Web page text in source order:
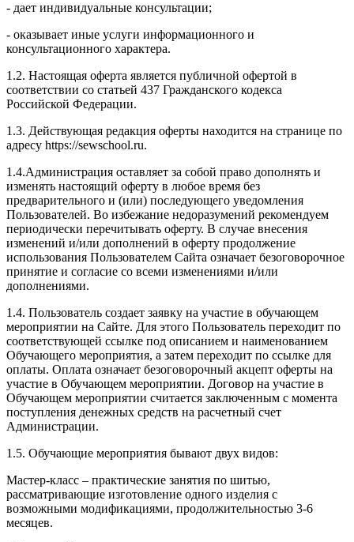
- дает индивидуальные консультации;
- оказывает иные услуги информационного и
консультационного характера.
1.2. Настоящая оферта является публичной офертой в
соответствии со статьей 437 Гражданского кодекса
Российской Федерации.
1.3. Действующая редакция оферты находится на странице по
адресу https://sewschool.ru.
1.4.Администрация оставляет за собой право дополнять и
изменять настоящий оферту в любое время без
предварительного и (или) последующего уведомления
Пользователей. Во избежание недоразумений рекомендуем
периодически перечитывать оферту. В случае внесения
изменений и/или дополнений в оферту продолжение
использования Пользователем Сайта означает безоговорочное
принятие и согласие со всеми изменениями и/или
дополнениями.
1.4. Пользователь создает заявку на участие в обучающем
мероприятии на Сайте. Для этого Пользователь переходит по
соответствующей ссылке под описанием и наименованием
Обучающего мероприятия, а затем переходит по ссылке для
оплаты. Оплата означает безоговорочный акцепт оферты на
участие в Обучающем мероприятии. Договор на участие в
Обучающем мероприятии считается заключенным с момента
поступления денежных средств на расчетный счет
Администрации.
1.5. Обучающие мероприятия бывают двух видов:
Мастер-класс – практические занятия по шитью,
рассматривающие изготовление одного изделия с
возможными модификациями, продолжительностью 3-6
месяцев.